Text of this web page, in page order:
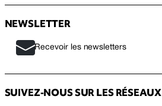
NEWSLETTER
Recevoir les newsletters
SUIVEZ-NOUS SUR LES RÉSEAUX